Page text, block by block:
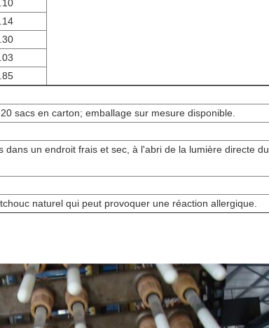
sacs en carton; emballage sur mesure disponible.
dans un endroit frais et sec, à l'abri de la lumière directe du
naturel qui peut provoquer une réaction allergique.